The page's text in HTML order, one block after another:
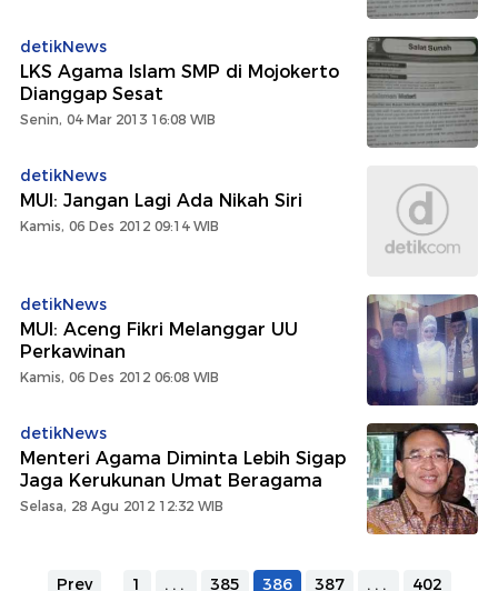
detikNews
LKS Agama Islam SMP di Mojokerto
Dianggap Sesat
Senin, 04 Mar 2013 16:08 WIB
detikNews
MUI: Jangan Lagi Ada Nikah Siri
Kamis, 06 Des 2012 09:14 WIB
detikNews
MUI: Aceng Fikri Melanggar UU
Perkawinan
Kamis, 06 Des 2012 06:08 WIB
detikNews
Menteri Agama Diminta Lebih Sigap
Jaga Kerukunan Umat Beragama
Selasa, 28 Agu 2012 12:32 WIB
Prev 1 ... 385 386 387 ... 402